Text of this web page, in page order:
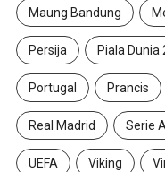
Maung Bandung
Persija Piala Dunia
Portugal Prancis
Real Madrid Serie A
UEFA Viking